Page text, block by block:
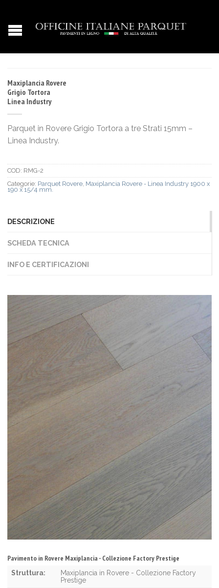
Maxiplancia Rovere
Grigio Tortora
Linea Industry
Parquet in Rovere Grigio Tortora a tre Strati 15mm –
Linea Industry.
COD: RMG-2
Categorie: Parquet Rovere, Maxiplancia Rovere - Linea Industry 1900 x
190 x 15/4 mm.
DESCRIZIONE
SCHEDA TECNICA
INFO E CERTIFICAZIONI
Pavimento in Rovere Maxiplancia - Collezione Factory Prestige
Struttura:
Maxiplancia in Rovere - Collezione Factory
Prestige